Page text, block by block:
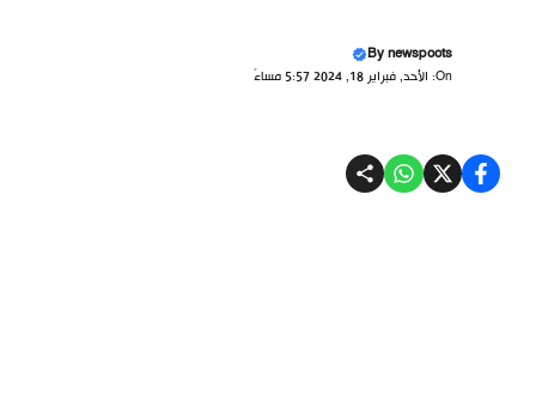
Bynewspoots
On: الأحد, فبراير 18, 2024 5:57 مساءً